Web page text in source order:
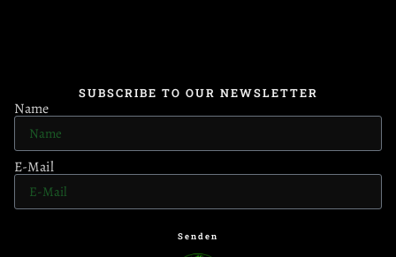
SUBSCRIBE TO OUR NEWSLETTER
Name
E-Mail
Senden